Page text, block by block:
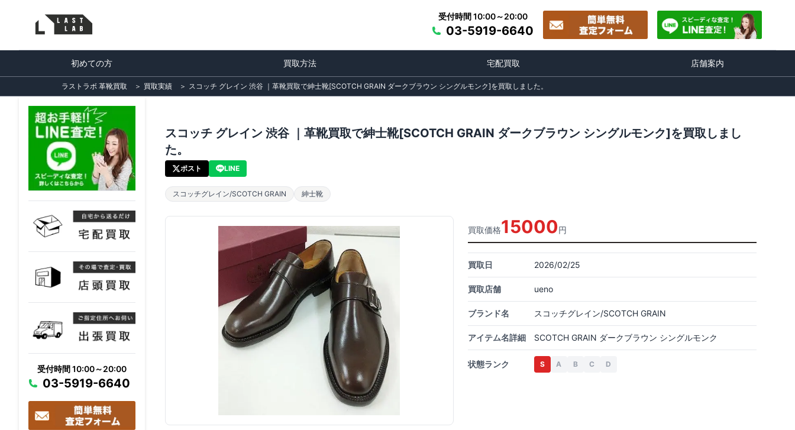
受付時間 10:00～20:00
03-5919-6640
初めての方 買取方法 宅配買取 店舗案内
ラストラボ 革靴買取 ＞ 買取実績 ＞ スコッチ グレイン 渋谷 ｜革靴買取で紳士靴[SCOTCH GRAIN ダークブラウン シングルモンク]を買取しました。
受付時間 10:00～20:00
03-5919-6640
スコッチ グレイン 渋谷 ｜革靴買取で紳士靴[SCOTCH GRAIN ダークブラウン シングルモンク]を買取しまし
た。
ポスト LINE
スコッチグレイン/SCOTCH GRAIN 紳士靴
買取価格15000円
買取日 2026/02/25
買取店舗 ueno
ブランド名 スコッチグレイン/SCOTCH GRAIN
アイテム名詳細 SCOTCH GRAIN ダークブラウン シングルモンク
状態ランク S A B C D